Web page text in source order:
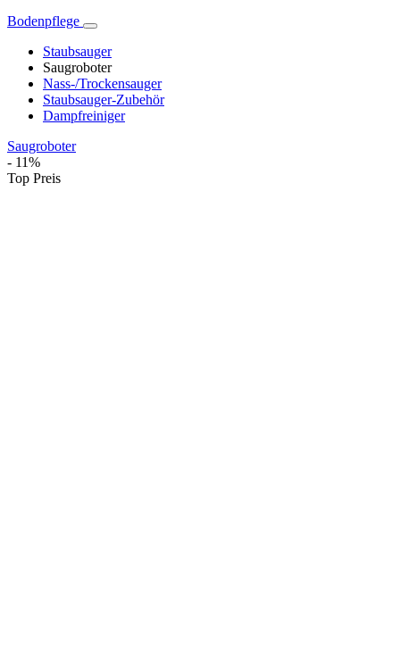
Bodenpflege
Staubsauger
Saugroboter
Nass-/Trockensauger
Staubsauger-Zubehör
Dampfreiniger
Saugroboter
- 11%
Top Preis